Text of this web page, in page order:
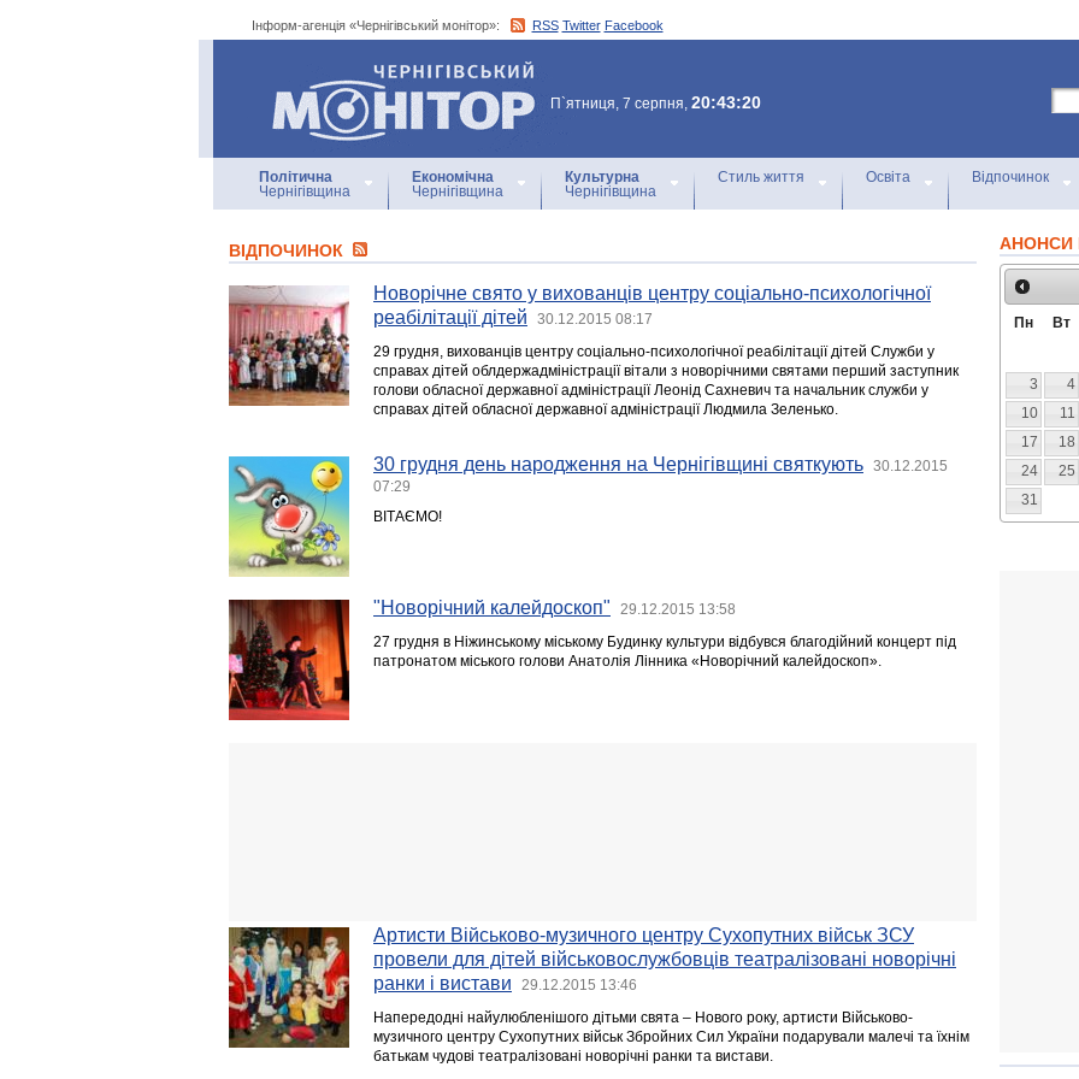
Інформ-агенція «Чернігівський монітор»: RSS Twitter Facebook
Інформ-агенція
«Чернігівський монітор»
П`ятниця, 7 серпня, 20:43:20
Політична
Чернігівщина
Економічна
Чернігівщина
Культурна
Чернігівщина
Стиль життя Освіта Відпочинок
ВІДПОЧИНОК
Новорічне свято у вихованців центру соціально-психологічної
реабілітації дітей
30.12.2015 08:17
29 грудня, вихованців центру соціально-психологічної реабілітації дітей Служби у
справах дітей облдержадміністрації вітали з новорічними святами перший заступник
голови обласної державної адміністрації Леонід Сахневич та начальник служби у
справах дітей обласної державної адміністрації Людмила Зеленько.
30 грудня день народження на Чернігівщині святкують
30.12.2015
07:29
ВІТАЄМО!
"Новорічний калейдоскоп" 29.12.2015 13:58
27 грудня в Ніжинському міському Будинку культури відбувся благодійний концерт під
патронатом міського голови Анатолія Лінника «Новорічний калейдоскоп».
Артисти Військово-музичного центру Сухопутних військ ЗСУ
провели для дітей військовослужбовців театралізовані новорічні
ранки і вистави
29.12.2015 13:46
Напередодні найулюбленішого дітьми свята – Нового року, артисти Військово-
музичного центру Сухопутних військ Збройних Сил України подарували малечі та їхнім
батькам чудові театралізовані новорічні ранки та вистави.
АНОНСИ
Пн Вт
3
4
10
11
17
18
24
25
31